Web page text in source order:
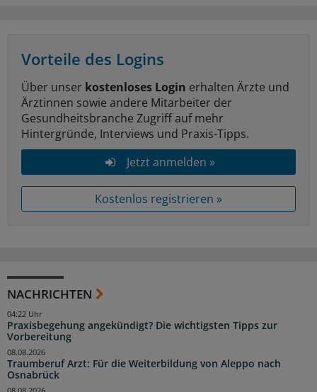
Vorteile des Logins
Über unser kostenloses Login erhalten Ärzte und
Ärztinnen sowie andere Mitarbeiter der
Gesundheitsbranche Zugriff auf mehr
Hintergründe, Interviews und Praxis-Tipps.
Jetzt anmelden »
Kostenlos registrieren »
NACHRICHTEN
Praxisbegehung angekündigt? Die wichtigsten Tipps zur
Vorbereitung
04:22 Uhr
Traumberuf Arzt: Für die Weiterbildung von Aleppo nach
Osnabrück
08.08.2026